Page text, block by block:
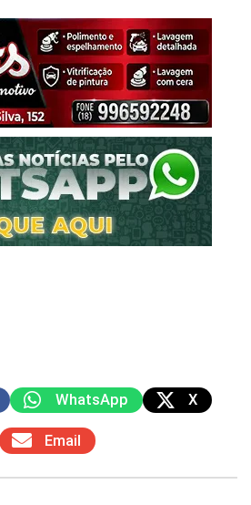
WhatsApp X
Email